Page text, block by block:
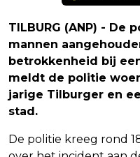
TILBURG (ANP) -
mannen
betrokkenheid bij
meldt de politie
jarige Tilburger en
stad.
De politie kreeg rond